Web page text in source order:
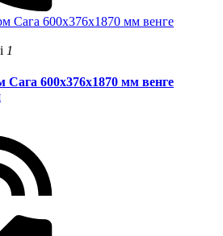
1
600х376х1870 мм венге